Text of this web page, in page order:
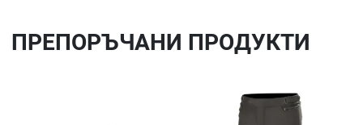
ПРЕПОРЪЧАНИ ПРОДУКТИ
Добави в любими